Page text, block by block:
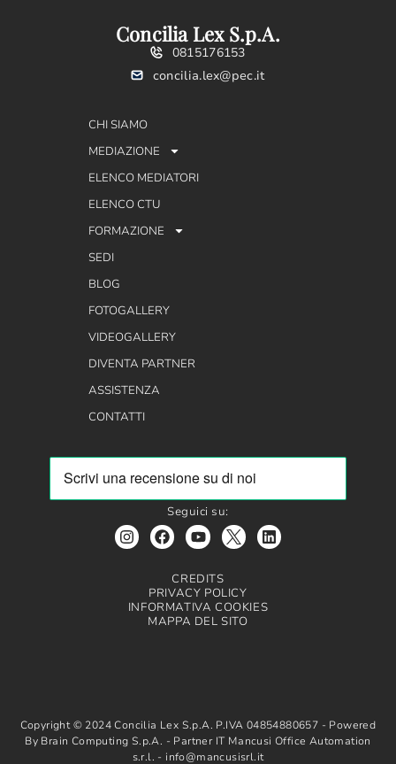
Concilia Lex S.p.A.
0815176153
concilia.lex@pec.it
CHI SIAMO
MEDIAZIONE
ELENCO MEDIATORI
ELENCO CTU
FORMAZIONE
SEDI
BLOG
FOTOGALLERY
VIDEOGALLERY
DIVENTA PARTNER
ASSISTENZA
CONTATTI
Seguici su:
CREDITS
PRIVACY POLICY
INFORMATIVA COOKIES
MAPPA DEL SITO
Copyright © 2024 Concilia Lex S.p.A. P.IVA 04854880657 - Powered
By Brain Computing S.p.A. - Partner IT Mancusi Office Automation
s.r.l. - info@mancusisrl.it